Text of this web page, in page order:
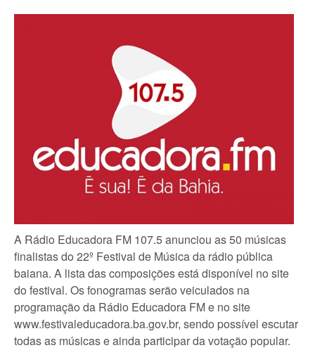
A Rádio Educadora FM 107.5 anunciou as 50 músicas
finalistas do 22º Festival de Música da rádio pública
baiana. A lista das composições está disponível no site
do festival. Os fonogramas serão veiculados na
programação da Rádio Educadora FM e no site
www.festivaleducadora.ba.gov.br, sendo possível escutar
todas as músicas e ainda participar da votação popular.